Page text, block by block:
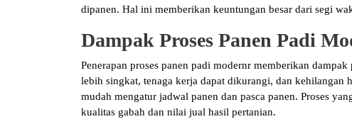
dipanen. Hal ini memberikan keuntungan besar dari segi
Dampak Proses Panen Padi
Penerapan proses panen padi modernr memberikan
lebih singkat, tenaga kerja dapat dikurangi, dan kehilangan
mudah mengatur jadwal panen dan pasca panen. Proses
kualitas gabah dan nilai jual hasil pertanian.